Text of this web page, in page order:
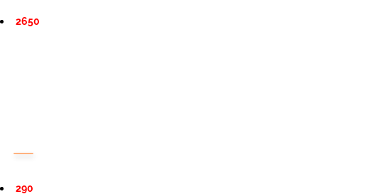
2650
290